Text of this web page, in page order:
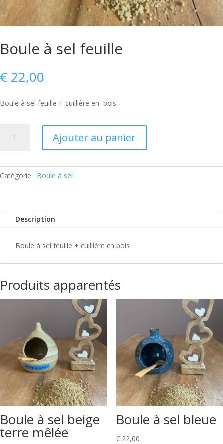
Boule à sel feuille
€ 22,00
Boule à sel feuille + cuillière en bois
sel
Ajouter au panier
Catégorie : Boule à sel
Description
Boule à sel feuille + cuillière en bois
Produits apparentés
Boule à sel beige
terre mêlée
Boule à sel bleue
€22,00